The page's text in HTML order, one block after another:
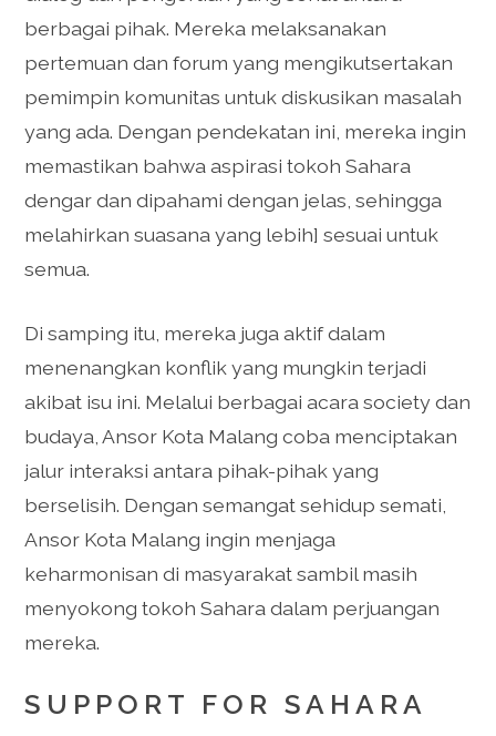
berbagai pihak. Mereka melaksanakan
pertemuan dan forum yang mengikutsertakan
pemimpin komunitas untuk diskusikan masalah
yang ada. Dengan pendekatan ini, mereka ingin
memastikan bahwa aspirasi tokoh Sahara
dengar dan dipahami dengan jelas, sehingga
melahirkan suasana yang lebih] sesuai untuk
semua.
Di samping itu, mereka juga aktif dalam
menenangkan konflik yang mungkin terjadi
akibat isu ini. Melalui berbagai acara society dan
budaya, Ansor Kota Malang coba menciptakan
jalur interaksi antara pihak-pihak yang
berselisih. Dengan semangat sehidup semati,
Ansor Kota Malang ingin menjaga
keharmonisan di masyarakat sambil masih
menyokong tokoh Sahara dalam perjuangan
mereka.
SUPPORT FOR SAHARA